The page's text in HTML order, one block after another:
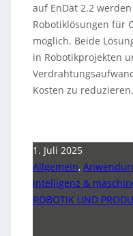
auf EnDat 2.2
Robotiklösungen für
möglich. Beide
in Robotikprojekten
Kosten zu reduzieren.
1. Juli 2025
Allgemein,
Intelligenz &
ROBOTIK UND